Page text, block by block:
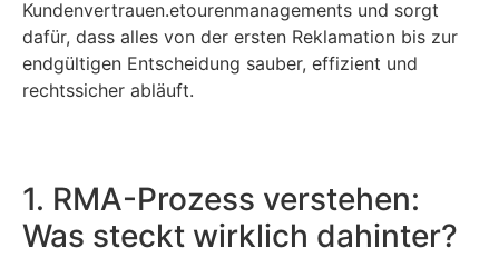
Kundenvertrauen.etourenmanagements und sorgt
dafür, dass alles von der ersten Reklamation bis zur
endgültigen Entscheidung sauber, effizient und
rechtssicher abläuft.
1. RMA-Prozess verstehen:
Was steckt wirklich dahinter?